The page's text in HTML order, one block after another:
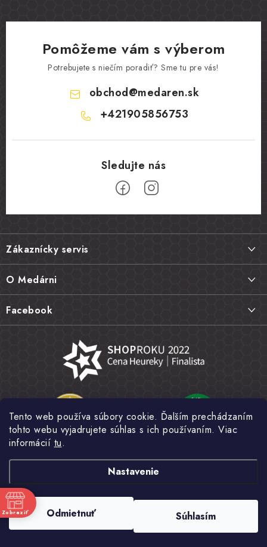
Tento web používa súbory cookie. Ďalším prechádzaním
tohto webu vyjadrujete súhlas s ich používaním. Viac
informácií tu.
Nastavenie
Odmietnuť Súhlasím
Pomôžeme vám s výberom
Potrebujete s niečím poradiť? Sme tu pre vás!
obchod@medaren.sk
+421905856753
Z
á
p
ä
e
Zákaznícky servis
Vrátenie tovaru, výmena a reklamácie
Najčastejšie otázky FAQ
Hodnotenie obchodu
Obchodné podmienky
Ochrana osobných údajov
O Medárni
Náš príbeh
Kamenná predajňa
Fotogaléria
Novinky
Facebook
Vytvoril Shoptet
Copyright 2026 . Všetky práva vyhradené.Upraviť nastavenie
Zobraziť